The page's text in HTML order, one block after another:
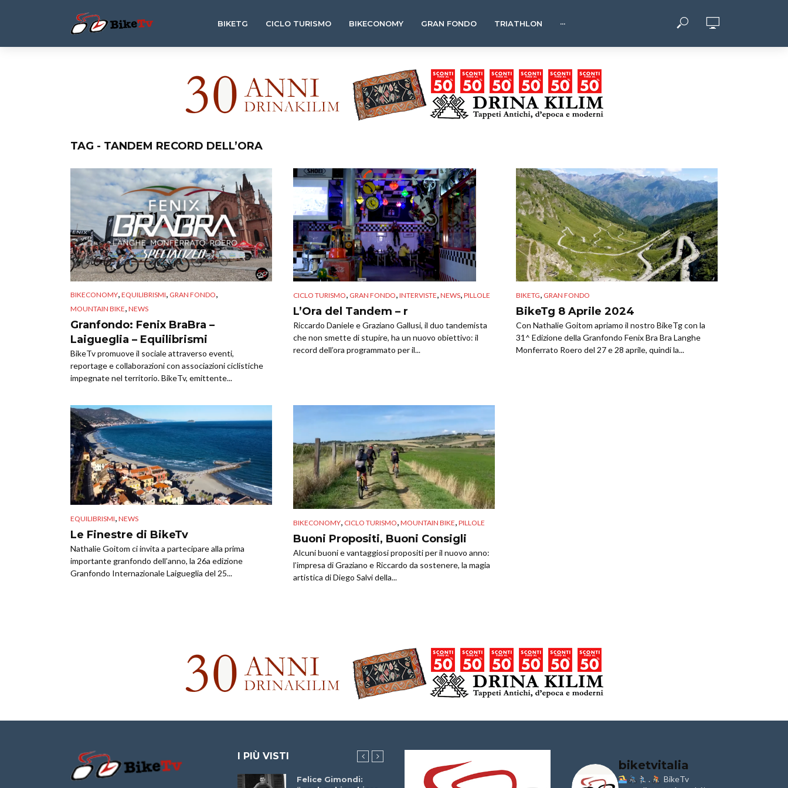
BIKETG CICLO TURISMO BIKECONOMY GRAN FONDO TRIATHLON ···
TAG - TANDEM RECORD DELL’ORA
BIKECONOMY, EQUILIBRISMI, GRAN FONDO,
MOUNTAIN BIKE, NEWS
Granfondo: Fenix BraBra –
Laigueglia – Equilibrismi
BikeTv promuove il sociale attraverso eventi,
reportage e collaborazioni con associazioni ciclistiche
impegnate nel territorio. BikeTv, emittente...
CICLO TURISMO, GRAN FONDO, INTERVISTE, NEWS, PILLOLE
L’Ora del Tandem – r
Riccardo Daniele e Graziano Gallusi, il duo tandemista
che non smette di stupire, ha un nuovo obiettivo: il
record dell’ora programmato per il...
BIKETG, GRAN FONDO
BikeTg 8 Aprile 2024
Con Nathalie Goitom apriamo il nostro BikeTg con la
31^ Edizione della Granfondo Fenix Bra Bra Langhe
Monferrato Roero del 27 e 28 aprile, quindi la...
EQUILIBRISMI, NEWS
Le Finestre di BikeTv
Nathalie Goitom ci invita a partecipare alla prima
importante granfondo dell’anno, la 26a edizione
Granfondo Internazionale Laigueglia del 25...
BIKECONOMY, CICLO TURISMO, MOUNTAIN BIKE, PILLOLE
Buoni Propositi, Buoni Consigli
Alcuni buoni e vantaggiosi propositi per il nuovo anno:
l’impresa di Graziano e Riccardo da sostenere, la magia
artistica di Diego Salvi della...
I PIÙ VISTI
Felice Gimondi:
Brocci Incontra
Granfondo
biketvitalia
.
BikeTv